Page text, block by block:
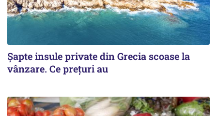
Șapte insule private din Grecia scoase la
vânzare. Ce prețuri au